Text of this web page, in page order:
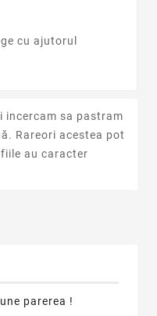
cu ajutorul
sa pastram
Rareori acestea pot
au caracter
parerea !